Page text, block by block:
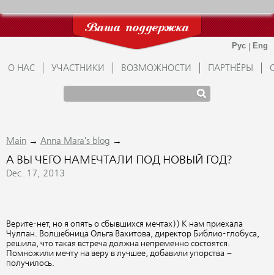
Ваша поддержка
О НАС УЧАСТНИКИ ВОЗМОЖНОСТИ ПАРТНЁРЫ
Main → Anna Mara's blog →
А ВЫ ЧЕГО НАМЕЧТАЛИ ПОД НОВЫЙ ГОД?
Dec. 17, 2013
Верите-нет, но я опять о сбывшихся мечтах)) К нам приехала
Чулпан. Волшебница Ольга Вахитова, директор Библио-глобуса,
решила, что такая встреча должна непременно состоятся.
Помножили мечту на веру в лучшее, добавили упорства –
получилось.